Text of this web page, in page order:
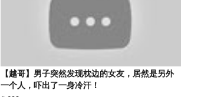
【越哥】男子突然发现枕边的女友，居然是另外
一个人，吓出了一身冷汗！